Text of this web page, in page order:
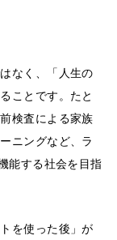
なく、「人生の
ことです。たと
検査による家族
ニングなど、ラ
能する社会を目指
を使った後」が